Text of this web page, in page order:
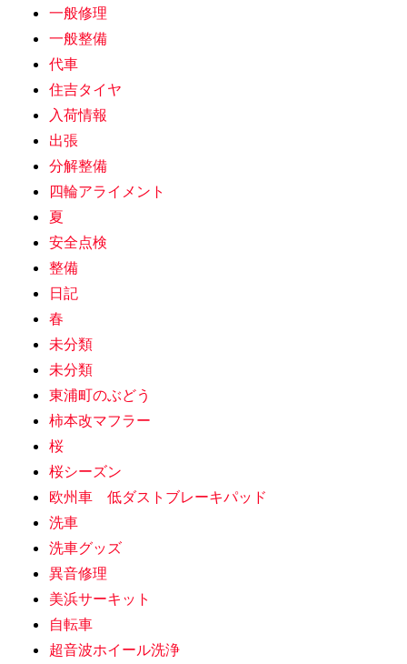
一般修理
一般整備
代車
住吉タイヤ
入荷情報
出張
分解整備
四輪アライメント
夏
安全点検
整備
日記
春
未分類
未分類
東浦町のぶどう
柿本改マフラー
桜
桜シーズン
欧州車 低ダストブレーキパッド
洗車
洗車グッズ
異音修理
美浜サーキット
自転車
超音波ホイール洗浄